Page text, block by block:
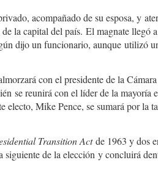
acompañado de su esposa, y
la capital del país. El magnate llegó
dijo un funcionario, aunque utilizó
con el presidente de la
se reunirá con el líder de la mayoría
Mike Pence, se sumará por la
Transition Actde 1963 y dos
de la elección y concluirá